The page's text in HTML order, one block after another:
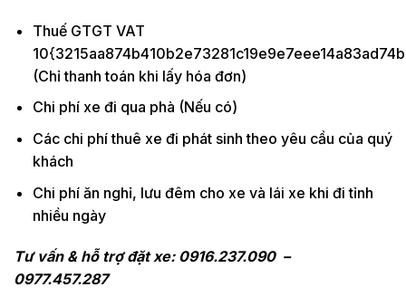
Thuế GTGT VAT
(Chỉ thanh toán khi lấy hóa đơn)
Chi phí xe đi qua phà (Nếu có)
Các chi phí thuê xe đi phát sinh theo yêu cầu của quý
khách
Chi phí ăn nghỉ, lưu đêm cho xe và lái xe khi đi tỉnh
nhiều ngày
Tư vấn & hỗ trợ đặt xe: 0916.237.090 –
0977.457.287